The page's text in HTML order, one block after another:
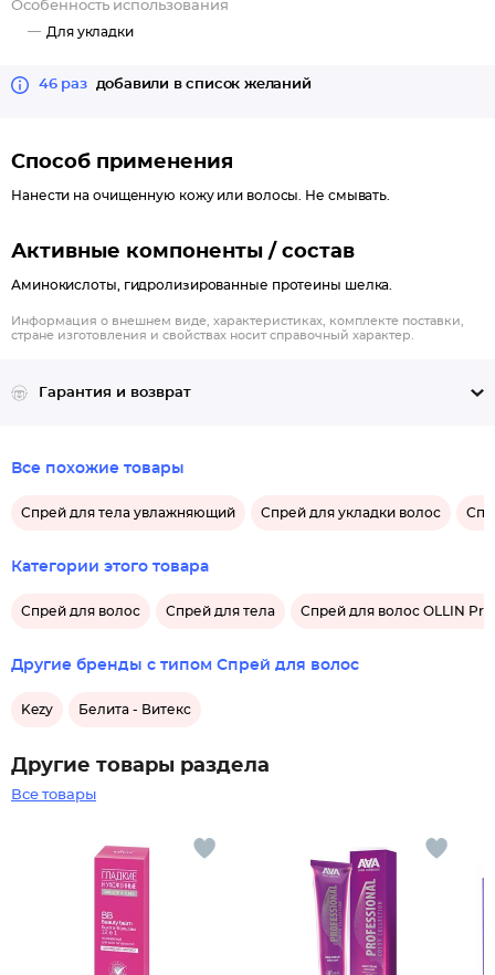
Особенность использования
Для укладки
46 раз добавили в список желаний
Способ применения
Нанести на очищенную кожу или волосы. Не смывать.
Активные компоненты / состав
Аминокислоты, гидролизированные протеины шелка.
Информация о внешнем виде, характеристиках, комплекте поставки,
стране изготовления и свойствах носит справочный характер.
Гарантия и возврат
Все похожие товары
Спрей для тела увлажняющий Спрей для укладки волос
Категории этого товара
Спрей для волос Спрей для тела Спрей для волос OLLIN
Другие бренды с типом Спрей для волос
Kezy Белита - Витекс
Другие товары раздела
Все товары